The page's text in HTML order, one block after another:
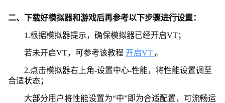
二、下载好模拟器和游戏后再参考以下步骤进行设置：
1.根据模拟器提示，确保模拟器已经开启VT；
若未开启VT，可参考该教程 开启VT 。
2.点击模拟器右上角-设置中心-性能，将性能设置调至
合适状态；
大部分用户将性能设置为“中”即为合适配置，可流畅运